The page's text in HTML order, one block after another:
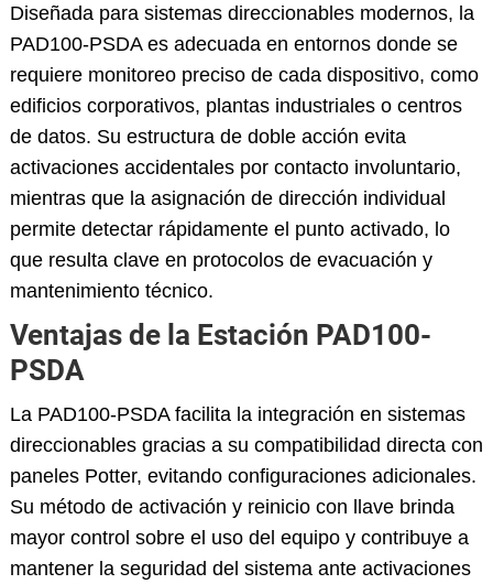
Diseñada para sistemas direccionables modernos, la
PAD100-PSDA es adecuada en entornos donde se
requiere monitoreo preciso de cada dispositivo, como
edificios corporativos, plantas industriales o centros
de datos. Su estructura de doble acción evita
activaciones accidentales por contacto involuntario,
mientras que la asignación de dirección individual
permite detectar rápidamente el punto activado, lo
que resulta clave en protocolos de evacuación y
mantenimiento técnico.
Ventajas de la Estación PAD100-
PSDA
La PAD100-PSDA facilita la integración en sistemas
direccionables gracias a su compatibilidad directa con
paneles Potter, evitando configuraciones adicionales.
Su método de activación y reinicio con llave brinda
mayor control sobre el uso del equipo y contribuye a
mantener la seguridad del sistema ante activaciones